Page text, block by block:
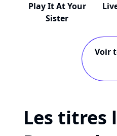
Play It At Your
Sister
Voir
Les titres